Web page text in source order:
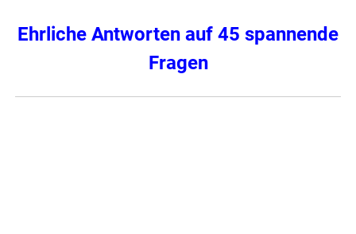
Ehrliche Antworten auf 45 spannende
Fragen